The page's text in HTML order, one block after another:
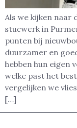
Als we kijken naar
stucwerk in
punten bij
duurzamer en
hebben hun eigen
welke past het
vergelijken we
[…]